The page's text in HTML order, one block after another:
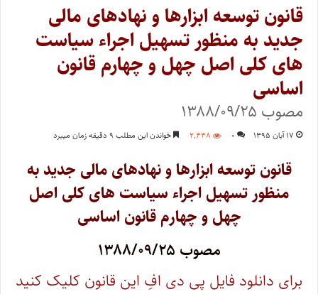
قانون توسعه ابزارها و نهادهای مالی
جدید به منظور تسهیل اجراء سیاست
های کلی اصل چهل و چهارم قانون
اساسی
مصوب ۱۳۸۸/۰۹/۲۵
۱۷ آبان ۱۳۹۵ ۰ ۲,۴۴۸ خواندن این مطلب ۹ دقیقه زمان میبرد
قانون توسعه ابزارها و نهادهای مالی جدید به
منظور تسهیل اجراء سیاست های کلی اصل
چهل و چهارم قانون اساسی
مصوب ۱۳۸۸/۰۹/۲۵
برای دانلود فایل پی دی افِ این قانون کلیک کنید